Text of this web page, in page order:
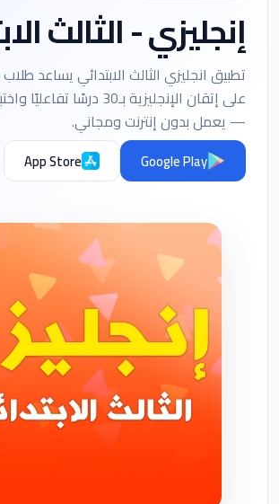
إنجليزي - الثالث
تطبيق انجليزي الثالث الابتدائي يساعد
على إتقان الإنجليزية بـ30
— يعمل بدون إنترنت ومجاني.
Google Play
App Store